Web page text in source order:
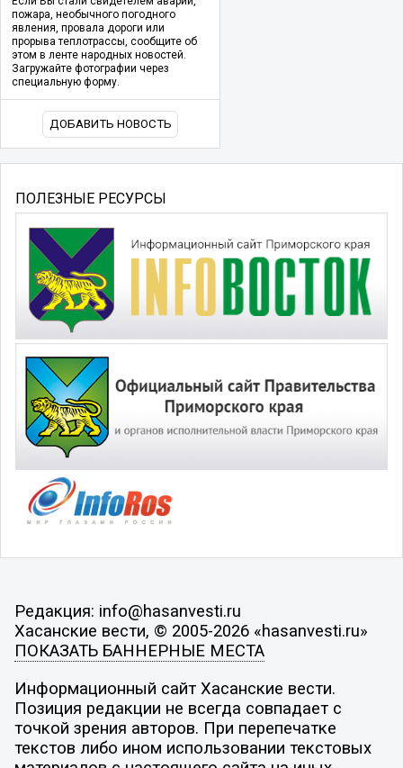
пожара, необычного погодного
явления, провала дороги или
прорыва теплотрассы, сообщите об
этом в ленте народных новостей.
Загружайте фотографии через
специальную форму.
ДОБАВИТЬ НОВОСТЬ
ПОЛЕЗНЫЕ РЕСУРСЫ
Редакция: info@hasanvesti.ru
Хасанские вести, © 2005-2026 «hasanvesti.ru»
ПОКАЗАТЬ БАННЕРНЫЕ МЕСТА
Информационный сайт Хасанские вести.
Позиция редакции не всегда совпадает с
точкой зрения авторов. При перепечатке
текстов либо ином использовании текстовых